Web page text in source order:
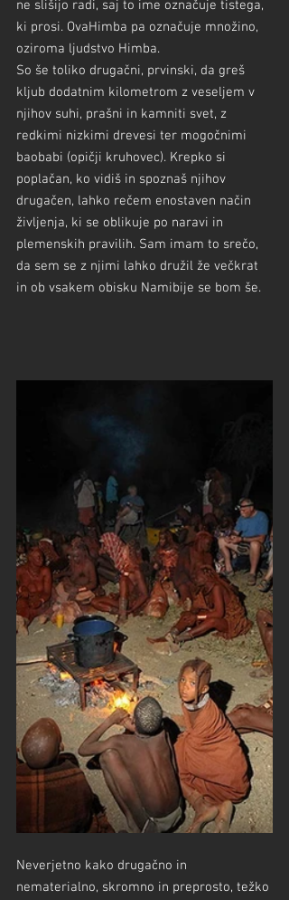
ne slišijo radi, saj to ime označuje tistega,
ki prosi. OvaHimba pa označuje množino,
oziroma ljudstvo Himba.
So še toliko drugačni, prvinski, da greš
kljub dodatnim kilometrom z veseljem v
njihov suhi, prašni in kamniti svet, z
redkimi nizkimi drevesi ter mogočnimi
baobabi (opičji kruhovec). Krepko si
poplačan, ko vidiš in spoznaš njihov
drugačen, lahko rečem enostaven način
življenja, ki se oblikuje po naravi in
plemenskih pravilih. Sam imam to srečo,
da sem se z njimi lahko družil že večkrat
in ob vsakem obisku Namibije se bom še.
Neverjetno kako drugačno in
nematerialno, skromno in preprosto, težko